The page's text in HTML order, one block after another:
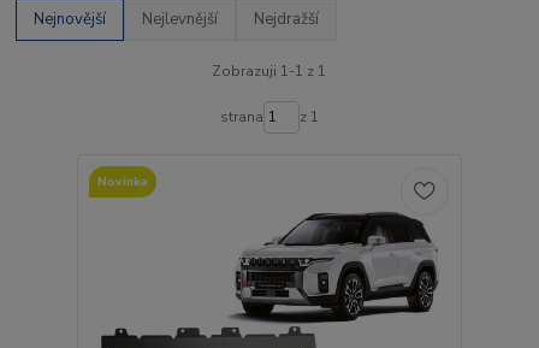
Nejnovější Nejlevnější Nejdražší
Zobrazuji 1-1 z 1
strana z 1
Novinka